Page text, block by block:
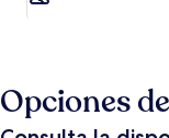
Opciones